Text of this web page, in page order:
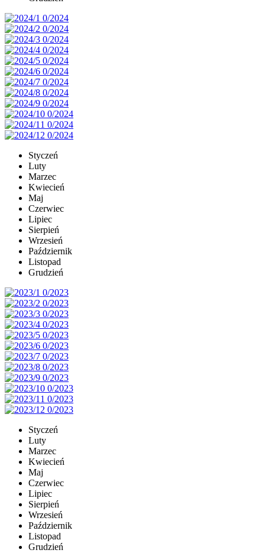
Styczeń
Luty
Marzec
Kwiecień
Maj
Czerwiec
Lipiec
Sierpień
Wrzesień
Październik
Listopad
Grudzień
Styczeń
Luty
Marzec
Kwiecień
Maj
Czerwiec
Lipiec
Sierpień
Wrzesień
Październik
Listopad
Grudzień